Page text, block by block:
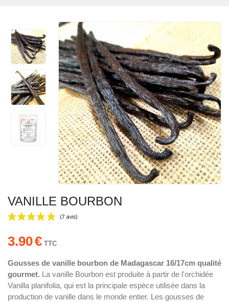
VANILLE BOURBON
(7 avis)
3.90€ TTC
Gousses de vanille bourbon de Madagascar 16/17cm qualité
gourmet. La vanille Bourbon est produite à partir de l'orchidée
Vanilla planifolia, qui est la principale espèce utilisée dans la
production de vanille dans le monde entier. Les gousses de